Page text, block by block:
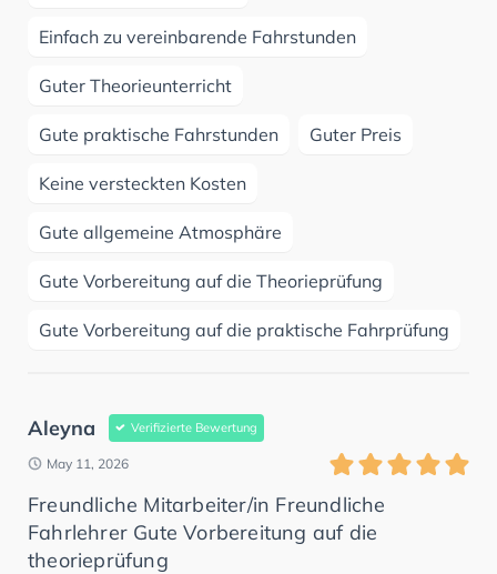
Einfach zu vereinbarende Fahrstunden
Guter Theorieunterricht
Gute praktische Fahrstunden Guter Preis
Keine versteckten Kosten
Gute allgemeine Atmosphäre
Gute Vorbereitung auf die Theorieprüfung
Gute Vorbereitung auf die praktische Fahrprüfung
Aleyna Verifizierte Bewertung
May 11, 2026
Freundliche Mitarbeiter/in Freundliche
Fahrlehrer Gute Vorbereitung auf die
theorieprüfung